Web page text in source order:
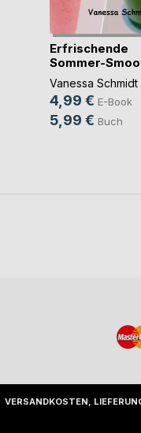
Erfrischende
Sommer-
aus (...)
Vanessa Schmidt
4,99 € E-Book
5,99 € Buch
VERSANDKOSTEN,